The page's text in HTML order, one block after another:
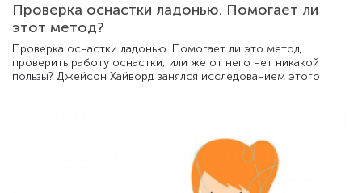
Проверка оснастки ладонью. Помогает ли
этот метод?
Проверка оснастки ладонью. Помогает ли это метод
проверить работу оснастки, или же от него нет никакой
пользы? Джейсон Хайворд занялся исследованием этого